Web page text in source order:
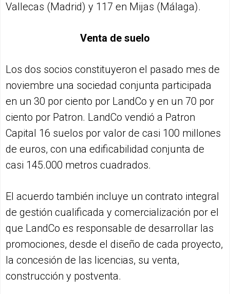
Vallecas (Madrid) y 117 en Mijas (Málaga).
Venta de suelo
Los dos socios constituyeron el pasado mes de
noviembre una sociedad conjunta participada
en un 30 por ciento por LandCo y en un 70 por
ciento por Patron. LandCo vendió a Patron
Capital 16 suelos por valor de casi 100 millones
de euros, con una edificabilidad conjunta de
casi 145.000 metros cuadrados.
El acuerdo también incluye un contrato integral
de gestión cualificada y comercialización por el
que LandCo es responsable de desarrollar las
promociones, desde el diseño de cada proyecto,
la concesión de las licencias, su venta,
construcción y postventa.